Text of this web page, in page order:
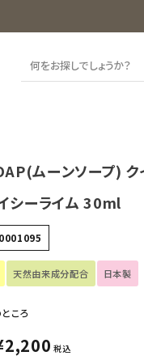
ムーンソープ) ク
シーライム 30ml
天然由来成分配合 日本製
ころ
2,200 税込